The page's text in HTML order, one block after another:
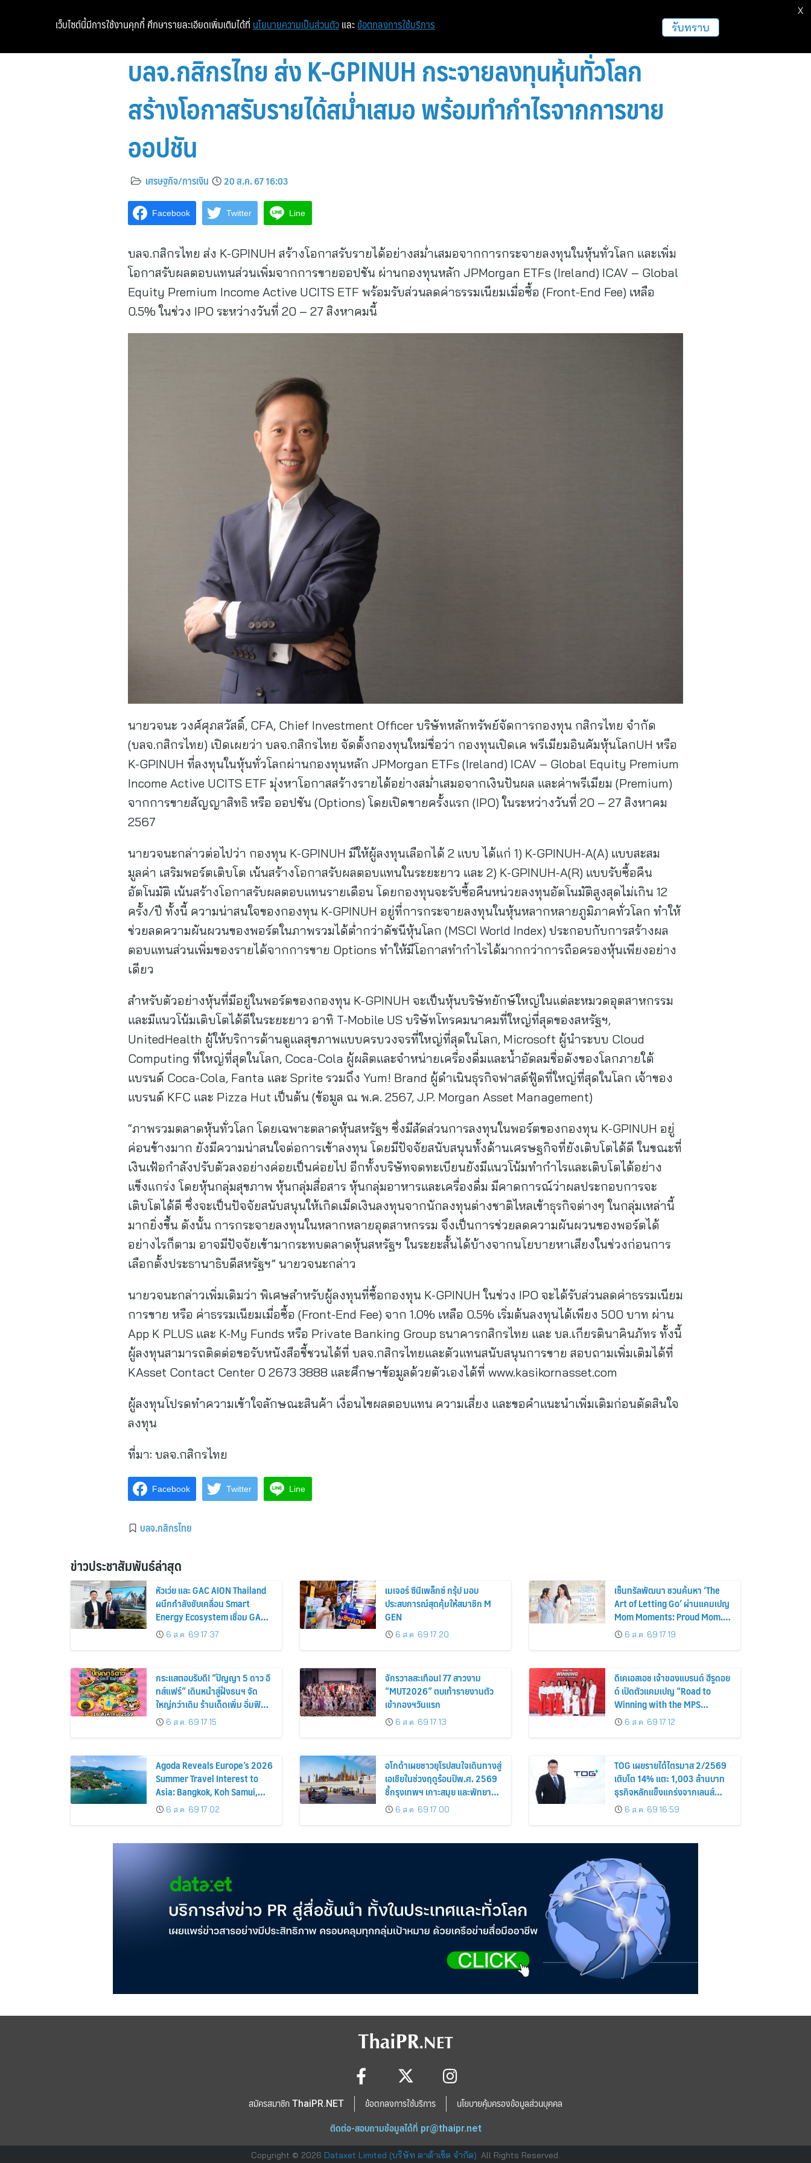
หน้าแรก ท่องเที่ยว ฝากข่าวประชาสัมพันธ์
บลจ.กสิกรไทย ส่ง K-GPINUH กระจายลงทุนหุ้นทั่วโลก
สร้างโอกาสรับรายได้สม่ำเสมอ พร้อมทำกำไรจากการขาย
ออปชัน
เศรษฐกิจ/การเงิน 20 ส.ค. 67 16:03
Facebook Twitter Line
บลจ.กสิกรไทย ส่ง K-GPINUH สร้างโอกาสรับรายได้อย่างสม่ำเสมอจากการกระจายลงทุนในหุ้นทั่วโลก และเพิ่ม
โอกาสรับผลตอบแทนส่วนเพิ่มจากการขายออปชัน ผ่านกองทุนหลัก JPMorgan ETFs (Ireland) ICAV – Global
Equity Premium Income Active UCITS ETF พร้อมรับส่วนลดค่าธรรมเนียมเมื่อซื้อ (Front-End Fee) เหลือ
0.5% ในช่วง IPO ระหว่างวันที่ 20 – 27 สิงหาคมนี้
นายวจนะ วงศ์ศุภสวัสดิ์, CFA, Chief Investment Officer บริษัทหลักทรัพย์จัดการกองทุน กสิกรไทย จำกัด
(บลจ.กสิกรไทย) เปิดเผยว่า บลจ.กสิกรไทย จัดตั้งกองทุนใหม่ชื่อว่า กองทุนเปิดเค พรีเมียมอินคัมหุ้นโลกUH หรือ
K-GPINUH ที่ลงทุนในหุ้นทั่วโลกผ่านกองทุนหลัก JPMorgan ETFs (Ireland) ICAV – Global Equity Premium
Income Active UCITS ETF มุ่งหาโอกาสสร้างรายได้อย่างสม่ำเสมอจากเงินปันผล และค่าพรีเมียม (Premium)
จากการขายสัญญาสิทธิ หรือ ออปชัน (Options) โดยเปิดขายครั้งแรก (IPO) ในระหว่างวันที่ 20 – 27 สิงหาคม
2567
นายวจนะกล่าวต่อไปว่า กองทุน K-GPINUH มีให้ผู้ลงทุนเลือกได้ 2 แบบ ได้แก่ 1) K-GPINUH-A(A) แบบสะสม
มูลค่า เสริมพอร์ตเติบโต เน้นสร้างโอกาสรับผลตอบแทนในระยะยาว และ 2) K-GPINUH-A(R) แบบรับซื้อคืน
อัตโนมัติ เน้นสร้างโอกาสรับผลตอบแทนรายเดือน โดยกองทุนจะรับซื้อคืนหน่วยลงทุนอัตโนมัติสูงสุดไม่เกิน 12
ครั้ง/ปี ทั้งนี้ ความน่าสนใจของกองทุน K-GPINUH อยู่ที่การกระจายลงทุนในหุ้นหลากหลายภูมิภาคทั่วโลก ทำให้
ช่วยลดความผันผวนของพอร์ตในภาพรวมได้ต่ำกว่าดัชนีหุ้นโลก (MSCI World Index) ประกอบกับการสร้างผล
ตอบแทนส่วนเพิ่มของรายได้จากการขาย Options ทำให้มีโอกาสทำกำไรได้มากกว่าการถือครองหุ้นเพียงอย่าง
เดียว
สำหรับตัวอย่างหุ้นที่มีอยู่ในพอร์ตของกองทุน K-GPINUH จะเป็นหุ้นบริษัทยักษ์ใหญ่ในแต่ละหมวดอุตสาหกรรม
และมีแนวโน้มเติบโตได้ดีในระยะยาว อาทิ T-Mobile US บริษัทโทรคมนาคมที่ใหญ่ที่สุดของสหรัฐฯ,
UnitedHealth ผู้ให้บริการด้านดูแลสุขภาพแบบครบวงจรที่ใหญ่ที่สุดในโลก, Microsoft ผู้นำระบบ Cloud
Computing ที่ใหญ่ที่สุดในโลก, Coca-Cola ผู้ผลิตและจำหน่ายเครื่องดื่มและน้ำอัดลมชื่อดังของโลกภายใต้
แบรนด์ Coca-Cola, Fanta และ Sprite รวมถึง Yum! Brand ผู้ดำเนินธุรกิจฟาสต์ฟู้ดที่ใหญ่ที่สุดในโลก เจ้าของ
แบรนด์ KFC และ Pizza Hut เป็นต้น (ข้อมูล ณ พ.ค. 2567, J.P. Morgan Asset Management)
“ภาพรวมตลาดหุ้นทั่วโลก โดยเฉพาะตลาดหุ้นสหรัฐฯ ซึ่งมีสัดส่วนการลงทุนในพอร์ตของกองทุน K-GPINUH อยู่
ค่อนข้างมาก ยังมีความน่าสนใจต่อการเข้าลงทุน โดยมีปัจจัยสนับสนุนทั้งด้านเศรษฐกิจที่ยังเติบโตได้ดี ในขณะที่
เงินเฟ้อกำลังปรับตัวลงอย่างค่อยเป็นค่อยไป อีกทั้งบริษัทจดทะเบียนยังมีแนวโน้มทำกำไรและเติบโตได้อย่าง
แข็งแกร่ง โดยหุ้นกลุ่มสุขภาพ หุ้นกลุ่มสื่อสาร หุ้นกลุ่มอาหารและเครื่องดื่ม มีคาดการณ์ว่าผลประกอบการจะ
เติบโตได้ดี ซึ่งจะเป็นปัจจัยสนับสนุนให้เกิดเม็ดเงินลงทุนจากนักลงทุนต่างชาติไหลเข้าธุรกิจต่างๆ ในกลุ่มเหล่านี้
มากยิ่งขึ้น ดังนั้น การกระจายลงทุนในหลากหลายอุตสาหกรรม จึงเป็นการช่วยลดความผันผวนของพอร์ตได้
อย่างไรก็ตาม อาจมีปัจจัยเข้ามากระทบตลาดหุ้นสหรัฐฯ ในระยะสั้นได้บ้างจากนโยบายหาเสียงในช่วงก่อนการ
เลือกตั้งประธานาธิบดีสหรัฐฯ” นายวจนะกล่าว
นายวจนะกล่าวเพิ่มเติมว่า พิเศษสำหรับผู้ลงทุนที่ซื้อกองทุน K-GPINUH ในช่วง IPO จะได้รับส่วนลดค่าธรรมเนียม
การขาย หรือ ค่าธรรมเนียมเมื่อซื้อ (Front-End Fee) จาก 1.0% เหลือ 0.5% เริ่มต้นลงทุนได้เพียง 500 บาท ผ่าน
App K PLUS และ K-My Funds หรือ Private Banking Group ธนาคารกสิกรไทย และ บล.เกียรตินาคินภัทร ทั้งนี้
ผู้ลงทุนสามารถติดต่อขอรับหนังสือชี้ชวนได้ที่ บลจ.กสิกรไทยและตัวแทนสนับสนุนการขาย สอบถามเพิ่มเติมได้ที่
KAsset Contact Center 0 2673 3888 และศึกษาข้อมูลด้วยตัวเองได้ที่ www.kasikornasset.com
ผู้ลงทุนโปรดทำความเข้าใจลักษณะสินค้า เงื่อนไขผลตอบแทน ความเสี่ยง และขอคำแนะนำเพิ่มเติมก่อนตัดสินใจ
ลงทุน
ที่มา: บลจ.กสิกรไทย
Facebook Twitter Line
บลจ.กสิกรไทย
ข่าวประชาสัมพันธ์ล่าสุด
หัวเว่ย และ GAC AION Thailand
ผนึกกำลังขับเคลื่อน Smart
Energy Ecosystem เชื่อม GAC
GN8 PHEV รถยนต์ MPV ระดับ
พรีเมียม เข้ากับพลังงานแสง
6 ส.ค. 69 17:37
เมเจอร์ ซีนีเพล็กซ์ กรุ้ป มอบ
ประสบการณ์สุดคุ้มให้สมาชิก M
GEN
6 ส.ค. 69 17:20
เซ็นทรัลพัฒนา ชวนค้นหา ‘The
Art of Letting Go’ ผ่านแคมเปญ
Mom Moments: Proud Mom.
Proud of My Mom.
6 ส.ค. 69 17:19
กระแสตอบรับดี! “ปัญญา 5 ดาว อี
ทส์แฟร์” เดินหน้าสู่ฝั่งธนฯ จัด
ใหญ่กว่าเดิม ร้านเด็ดเพิ่ม อิ่มฟิน
10 วันเต็ม!
6 ส.ค. 69 17:15
จักรวาลสะเทือน! 77 สาวงาม
“MUT2026” ตบเท้ารายงานตัว
เข้ากองฯวันแรก
6 ส.ค. 69 17:13
ดีเคเอสเอช เจ้าของแบรนด์ ฮีรูดอย
ด์ เปิดตัวแคมเปญ “Road to
Winning with the MPS
Science”
6 ส.ค. 69 17:12
Agoda Reveals Europe’s 2026
Summer Travel Interest to
Asia: Bangkok, Koh Samui,
and Pattaya Among the Top
Cities
6 ส.ค. 69 17:02
อโกด้าเผยชาวยุโรปสนใจเดินทางสู่
เอเชียในช่วงฤดูร้อนปีพ.ศ. 2569
ชี้กรุงเทพฯ เกาะสมุย และพัทยา
ติดอันดับเมืองยอดนิยม
6 ส.ค. 69 17:00
TOG เผยรายได้ไตรมาส 2/2569
เติบโต 14% แตะ 1,003 ล้านบาท
ธุรกิจหลักแข็งแกร่งจากเลนส์
มูลค่าเพิ่ม และการขยายตลาดต่าง
ประเทศ พร้อมเดินหน้าลงทุนเพื่อ
6 ส.ค. 69 16:59
สมัครสมาชิก ThaiPR.NET ข้อตกลงการใช้บริการ นโยบายคุ้มครองข้อมูลส่วนบุคคล
ติดต่อ-สอบถามข้อมูลได้ที่ pr@thaipr.net
Copyright © 2026 Dataxet Limited (บริษัท ดาต้าเซ็ต จำกัด). All Rights Reserved.
เว็บไซต์นี้มีการใช้งานคุกกี้ ศึกษารายละเอียดเพิ่มเติมได้ที่ นโยบายความเป็นส่วนตัว และ ข้อตกลงการใช้บริการ รับทราบ
X